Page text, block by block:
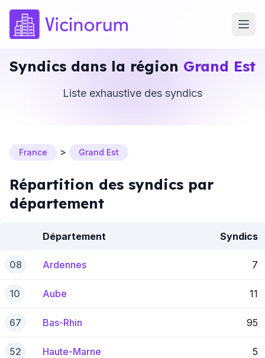
Syndics dans la région Grand Est
Liste exhaustive des syndics
France > Grand Est
Répartition des syndics par
département
Département Syndics
08 Ardennes 7
10 Aube 11
67 Bas-Rhin 95
52 Haute-Marne 5